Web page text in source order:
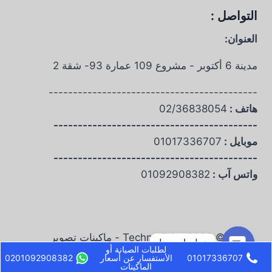
التواصل :
العنوان:
مدينة 6 أكتوبر - مشروع 109 عمارة 93- شقة 2
-------------------------------------------
هاتف : 02/36838054
------------------------------------------
موبايل : 01017336707
------------------------------------------
واتس آب : 01092908382
© 2026 Techno Print - ماكينات تصوير
01017336707
لطلبات الصيانة أو
الأستفسار عن أسعار
الماكينات
0201092908382
تواصل معنا